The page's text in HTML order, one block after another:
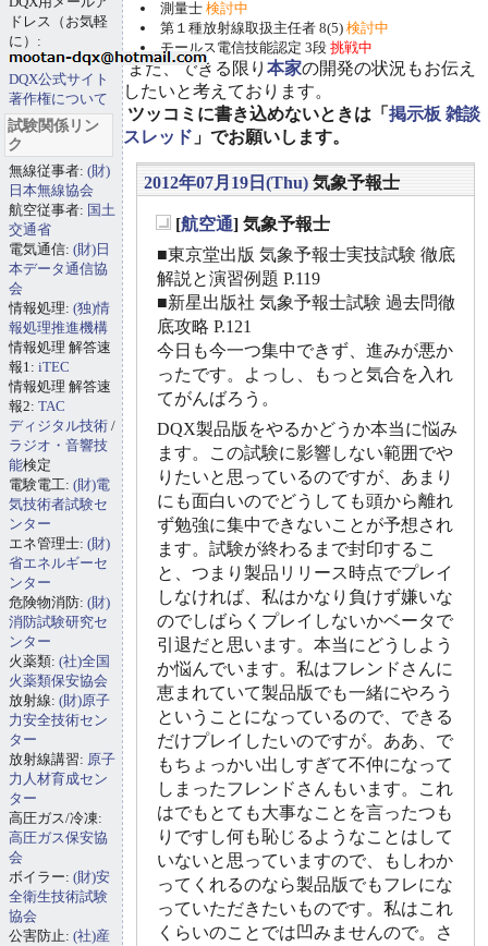
測量士 検討中
第１種放射線取扱主任者 8(5) 検討中
モールス電信技能認定 3段 挑戦中
また、できる限り 本家の開発の状況もお伝え
したいと考えております。
ツッコミに書き込めないときは「 掲示板 雑談
スレッド 」でお願いします。
2012年07月19日(Thu) 気象予報士
[航空通] 気象予報士
■東京堂出版 気象予報士実技試験 徹底
解説と演習例題 P.119
■新星出版社 気象予報士試験 過去問徹
底攻略 P.121
今日も今一つ集中できず、進みが悪か
ったです。よっし、もっと気合を入れ
てがんばろう。
DQX製品版をやるかどうか本当に悩み
ます。この試験に影響しない範囲でや
りたいと思っているのですが、あまり
にも面白いのでどうしても頭から離れ
ず勉強に集中できないことが予想され
ます。試験が終わるまで封印するこ
と、つまり製品リリース時点でプレイ
しなければ、私はかなり負けず嫌いな
のでしばらくプレイしないかベータで
引退だと思います。本当にどうしよう
か悩んでいます。私はフレンドさんに
恵まれていて製品版でも一緒にやろう
ということになっているので、できる
だけプレイしたいのですが。ああ、で
もちょっかい出しすぎて不仲になって
しまったフレンドさんもいます。これ
はでもとても大事なことを言ったつも
りですし何も恥じるようなことはして
いないと思っていますので、もしわか
ってくれるのなら製品版でもフレにな
っていただきたいものです。私はこれ
くらいのことでは凹みませんので。さ
ドレス（お気軽
に）:
DQX公式サイト
著作権について
試験関係リン
ク
無線従事者: (財)
日本無線協会
航空従事者: 国土
交通省
電気通信: (財)日
本データ通信協
会
情報処理: (独)情
報処理推進機構
情報処理 解答速
報1: iTEC
情報処理 解答速
報2: TAC
ディジタル技術 /
ラジオ・音響技
能検定
電験電工: (財)電
気技術者試験セ
ンター
エネ管理士: (財)
省エネルギーセ
ンター
危険物消防: (財)
消防試験研究セ
ンター
火薬類: (社)全国
火薬類保安協会
放射線: (財)原子
力安全技術セン
ター
放射線講習: 原子
力人材育成セン
ター
高圧ガス/冷凍:
高圧ガス保安協
会
ボイラー: (財)安
全衛生技術試験
協会
公害防止: (社)産